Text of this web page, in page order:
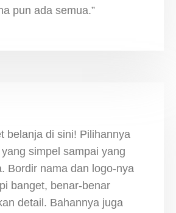
pun ada semua.”
belanja di sini! Pilihannya
simpel sampai yang
Bordir nama dan logo-nya
banget, benar-benar
detail. Bahannya juga